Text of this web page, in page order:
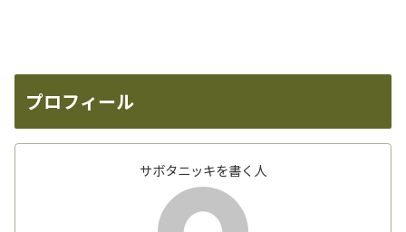
プロフィール
サボタニッキを書く人